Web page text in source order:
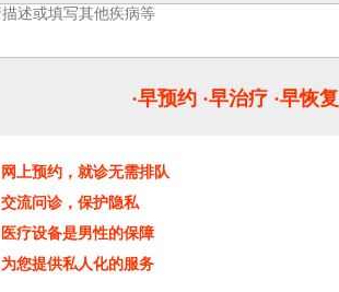
·早预约 ·早治疗 ·早恢复
网上预约，就诊无需排队
交流问诊，保护隐私
医疗设备是男性的保障
为您提供私人化的服务